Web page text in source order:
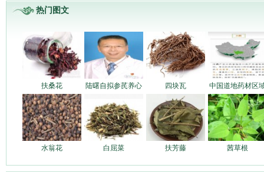
热门图文
扶桑花 陆曙自拟参芪养心 四块瓦 中国道地药材区
水翁花 白屈菜 扶芳藤 茜草根